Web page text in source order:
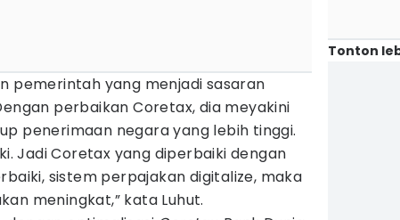
pemerintah yang menjadi sasaran
perbaikan Coretax, dia meyakini
penerimaan negara yang lebih tinggi.
Jadi Coretax yang diperbaiki dengan
sistem perpajakan digitalize, maka
meningkat,” kata Luhut.
Tonton